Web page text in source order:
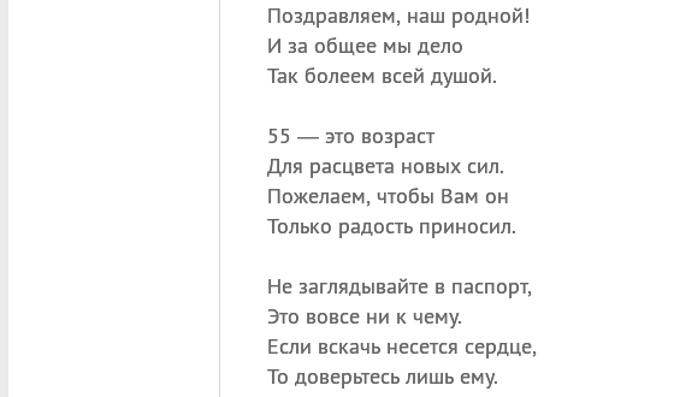
Поздравляем, наш родной!
И за общее мы дело
Так болеем всей душой.
55 — это возраст
Для расцвета новых сил.
Пожелаем, чтобы Вам он
Только радость приносил.
Не заглядывайте в паспорт,
Это вовсе ни к чему.
Если вскачь несется сердце,
То доверьтесь лишь ему.